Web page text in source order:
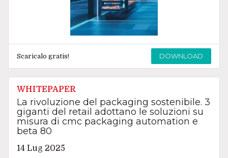
Scaricalo gratis! DOWNLOAD
WHITEPAPER
La rivoluzione del packaging sostenibile. 3
giganti del retail adottano le soluzioni su
misura di cmc packaging automation e
beta 80
14 Lug 2025